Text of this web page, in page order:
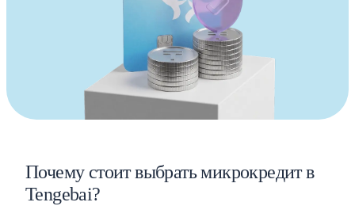
Почему стоит выбрать микрокредит в
Tengebai?